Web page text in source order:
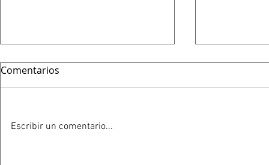
Comentarios
Escribir un comentario...